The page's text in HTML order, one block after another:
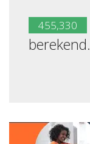
455,330
berekend.